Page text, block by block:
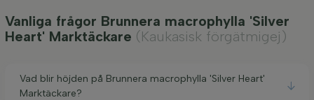
Vanliga frågor Brunnera macrophylla 'Silver
Heart' Marktäckare (Kaukasisk förgätmigej)
Vad blir höjden på Brunnera macrophylla 'Silver Heart'
Marktäckare?